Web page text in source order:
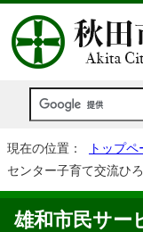
現在の位置： トップペ
センター子育て交流ひ
雄和市民サー